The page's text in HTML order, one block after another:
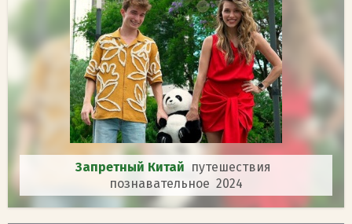
Запретный Китай путешествия
познавательное 2024